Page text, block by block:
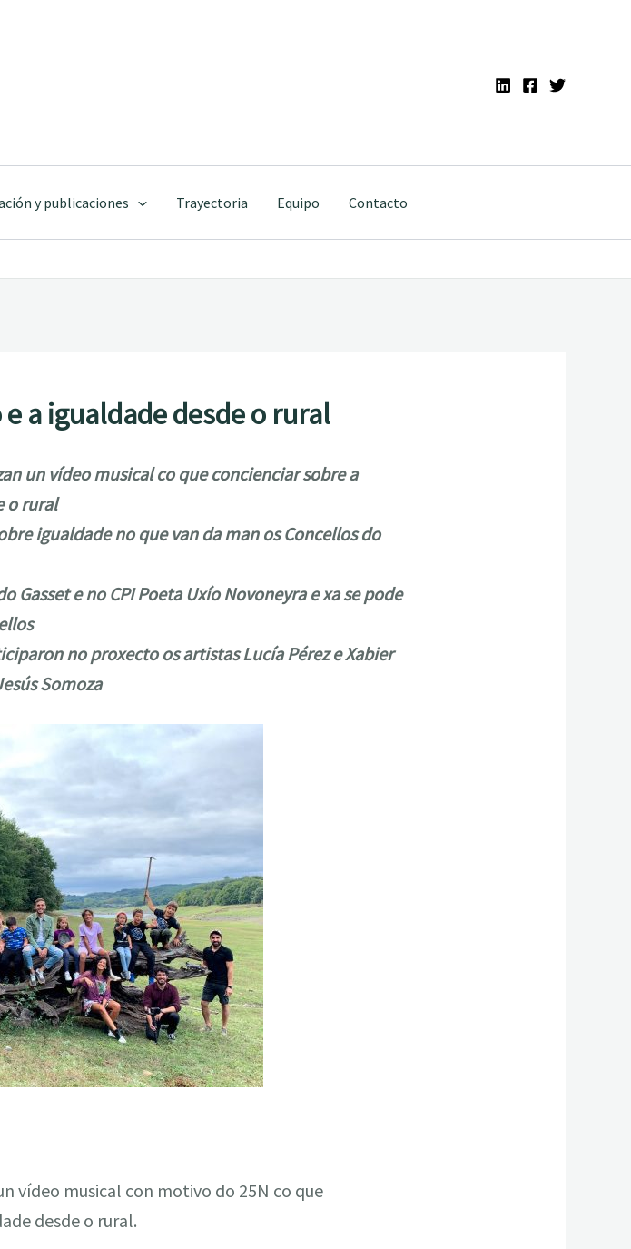
y publicaciones Trayectoria Equipo Contacto
a igualdade desde o rural
un vídeo musical co que concienciar sobre a
o rural
igualdade no que van da man os Concellos do
Gasset e no CPI Poeta Uxío Novoneyra e xa se pode
no proxecto os artistas Lucía Pérez e Xabier
Somoza
vídeo musical con motivo do 25N co que
desde o rural.